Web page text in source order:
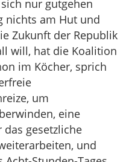
nur gutgehen
nichts am Hut und
Zukunft der Republik
will, hat die Koalition
im Köcher, sprich
um
eine
gesetzliche
und